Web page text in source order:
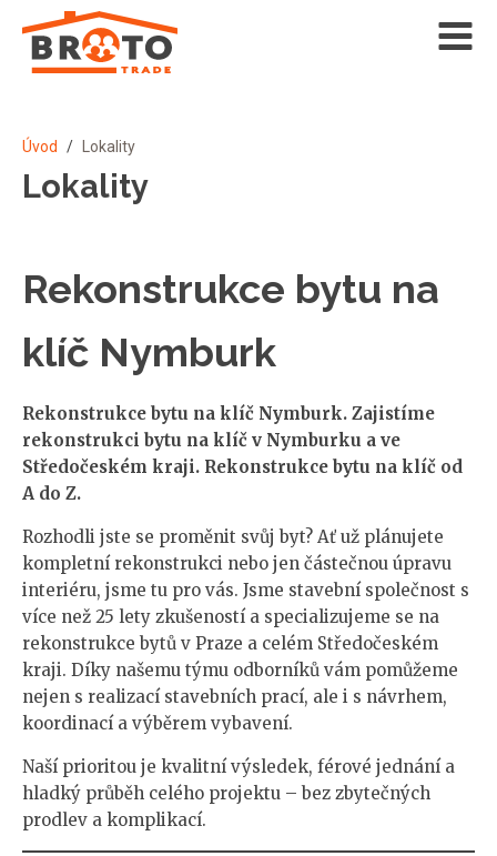
Úvod / Lokality
Lokality
Rekonstrukce bytu na
klíč Nymburk
Rekonstrukce bytu na klíč Nymburk. Zajistíme
rekonstrukci bytu na klíč v Nymburku a ve
Středočeském kraji. Rekonstrukce bytu na klíč od
A do Z.
Rozhodli jste se proměnit svůj byt? Ať už plánujete
kompletní rekonstrukci nebo jen částečnou úpravu
interiéru, jsme tu pro vás. Jsme stavební společnost s
více než 25 lety zkušeností a specializujeme se na
rekonstrukce bytů v Praze a celém Středočeském
kraji. Díky našemu týmu odborníků vám pomůžeme
nejen s realizací stavebních prací, ale i s návrhem,
koordinací a výběrem vybavení.
Naší prioritou je kvalitní výsledek, férové jednání a
hladký průběh celého projektu – bez zbytečných
prodlev a komplikací.